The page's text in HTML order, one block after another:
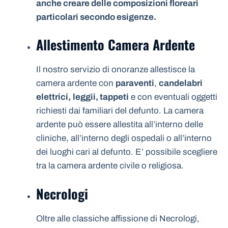
anche creare delle composizioni floreari
particolari secondo esigenze.
Allestimento Camera Ardente
Il nostro servizio di onoranze allestisce la
camera ardente con paraventi, candelabri
elettrici, leggii, tappeti e con eventuali oggetti
richiesti dai familiari del defunto. La camera
ardente può essere allestita all’interno delle
cliniche, all’interno degli ospedali o all’interno
dei luoghi cari al defunto. E’ possibile scegliere
tra la camera ardente civile o religiosa.
Necrologi
Oltre alle classiche affissione di Necrologi,